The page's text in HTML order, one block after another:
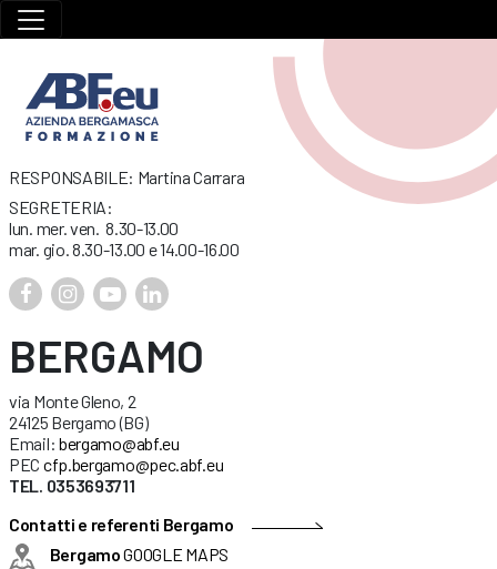
RESPONSABILE: Martina Carrara
SEGRETERIA:
lun. mer. ven. 8.30-13.00
mar. gio. 8.30-13.00 e 14.00-16.00
BERGAMO
via Monte Gleno, 2
24125 Bergamo (BG)
Email: bergamo@abf.eu
PEC cfp.bergamo@pec.abf.eu
TEL. 0353693711
Contatti e referenti Bergamo
BergamoGOOGLE MAPS